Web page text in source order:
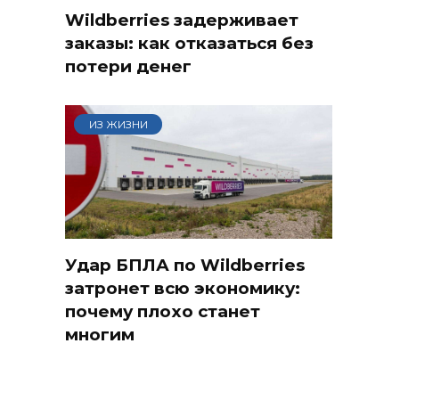
Wildberries задерживает
заказы: как отказаться без
потери денег
ИЗ ЖИЗНИ
Удар БПЛА по Wildberries
затронет всю экономику:
почему плохо станет
многим